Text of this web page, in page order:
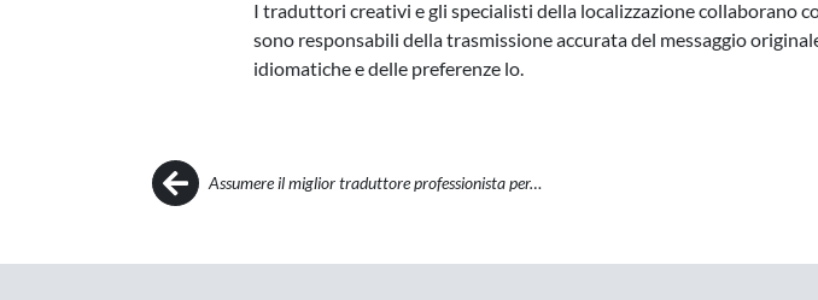
I traduttori creativi e gli specialisti della localizzazione collaborano
sono responsabili della trasmissione accurata del messaggio
idiomatiche e delle preferenze lo.
Post navigation
Assumere il miglior traduttore professionista per…